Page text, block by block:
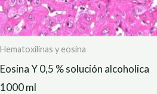
Hematoxilinas y eosina
Eosina Y 0,5 % solución alcoholica
1000 ml